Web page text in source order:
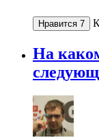
Нравится 7
На